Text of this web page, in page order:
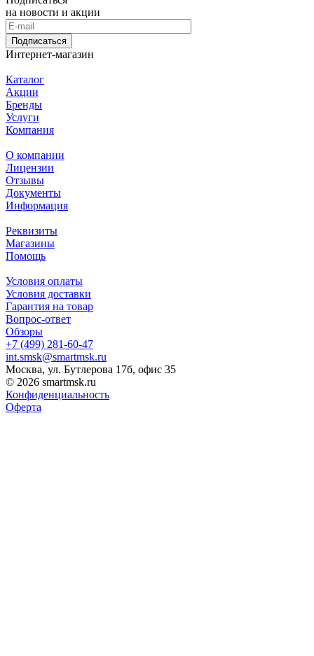
на новости и акции
Подписаться
Интернет-магазин
Каталог
Акции
Бренды
Услуги
Компания
О компании
Лицензии
Отзывы
Документы
Информация
Реквизиты
Магазины
Помощь
Условия оплаты
Условия доставки
Гарантия на товар
Вопрос-ответ
Обзоры
+7 (499) 281-60-47
int.smsk@smartmsk.ru
Москва, ул. Бутлерова 17б, офис 35
© 2026 smartmsk.ru
Конфиденциальность
Оферта